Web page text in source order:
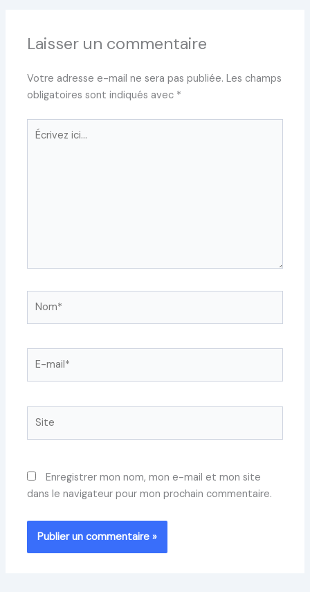
Laisser un commentaire
Votre adresse e-mail ne sera pas publiée. Les champs
obligatoires sont indiqués avec *
Écrivez
Enregistrer mon nom, mon e-mail et mon site
dans le navigateur pour mon prochain commentaire.